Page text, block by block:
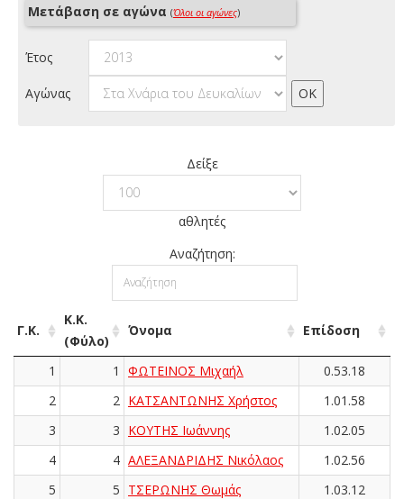
Μετάβαση σε αγώνα (Όλοι οι αγώνες)
Έτος
Αγώνας
Δείξε
αθλητές
Αναζήτηση:
Γ.Κ.
Κ.Κ.
(Φύλο)
Όνομα Επίδοση
1 1 ΦΩΤΕΙΝΟΣ Μιχαήλ
0.53.18
2
2 ΚΑΤΣΑΝΤΩΝΗΣ Χρήστος
1.01.58
3
3 ΚΟΥΤΗΣ Ιωάννης
1.02.05
4
4 ΑΛΕΞΑΝΔΡΙΔΗΣ Νικόλαος
1.02.56
5
5 ΤΣΕΡΩΝΗΣ Θωμάς
1.03.12